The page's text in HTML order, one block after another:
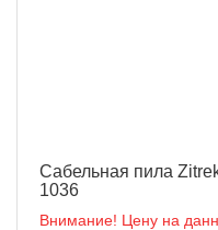
Сабельная пила
1036
Внимание! Цену на